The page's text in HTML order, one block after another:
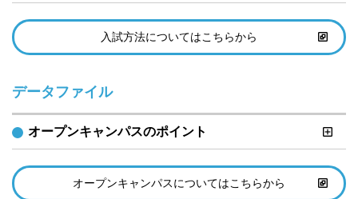
入試方法についてはこちらから
データファイル
オープンキャンパスのポイント
オープンキャンパスについてはこちらから